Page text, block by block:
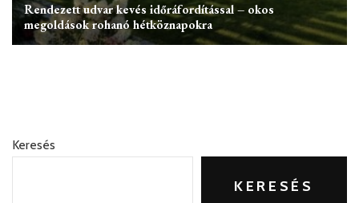
Rendezett udvar kevés időráfordítással – okos
megoldások rohanó hétköznapokra
Keresés
KERESÉS